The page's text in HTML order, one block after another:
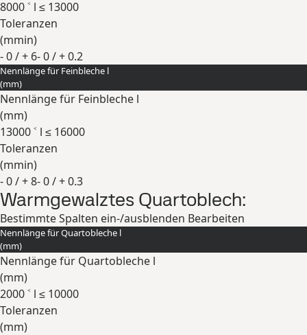
8000 ˂ l ≤ 13000
Toleranzen
(mmin)
- 0 / + 6- 0 / + 0.2
Erweitern
Nennlänge für Feinbleche l
(mm)
Nennlänge für Feinbleche l
(mm)
13000 ˂ l ≤ 16000
Toleranzen
(mmin)
- 0 / + 8- 0 / + 0.3
Erweitern
Warmgewalztes Quartoblech:
Bestimmte Spalten ein-/ausblenden Bearbeiten
Nennlänge für Quartobleche l
(mm)
Nennlänge für Quartobleche l
(mm)
2000 ˂ l ≤ 10000
Toleranzen
(mm)